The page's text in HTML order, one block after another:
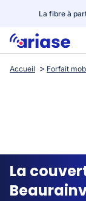
La fibre à
Box internet
Streaming
Accueil Forfait
La